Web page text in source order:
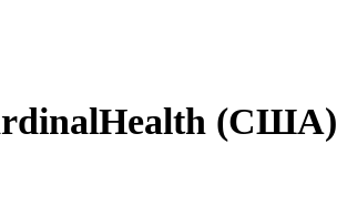
(США)